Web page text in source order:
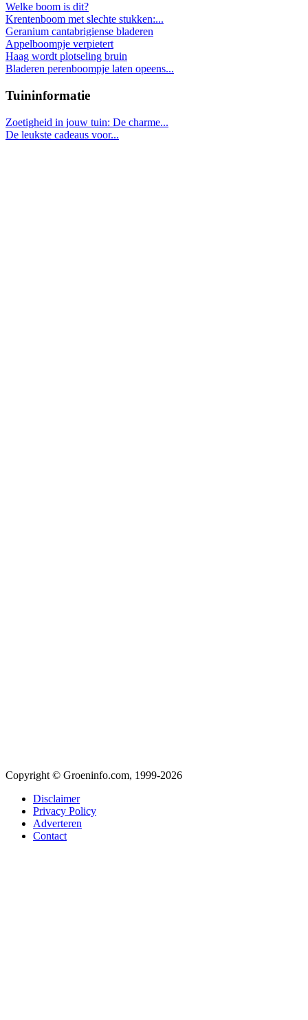
Welke boom is dit?
Krentenboom met slechte stukken:...
Geranium cantabrigiense bladeren
Appelboompje verpietert
Haag wordt plotseling bruin
Bladeren perenboompje laten opeens...
Tuininformatie
Zoetigheid in jouw tuin: De charme...
De leukste cadeaus voor...
Copyright © Groeninfo.com, 1999-2026
Disclaimer
Privacy Policy
Adverteren
Contact